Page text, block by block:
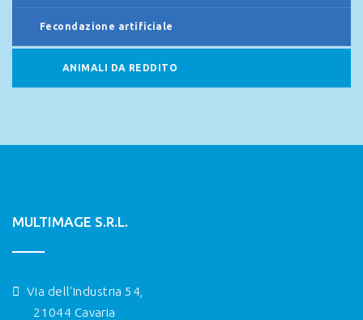
Fecondazione artificiale
ANIMALI DA REDDITO
MULTIMAGE S.R.L.
Via dell'Industria 54,
21044 Cavaria